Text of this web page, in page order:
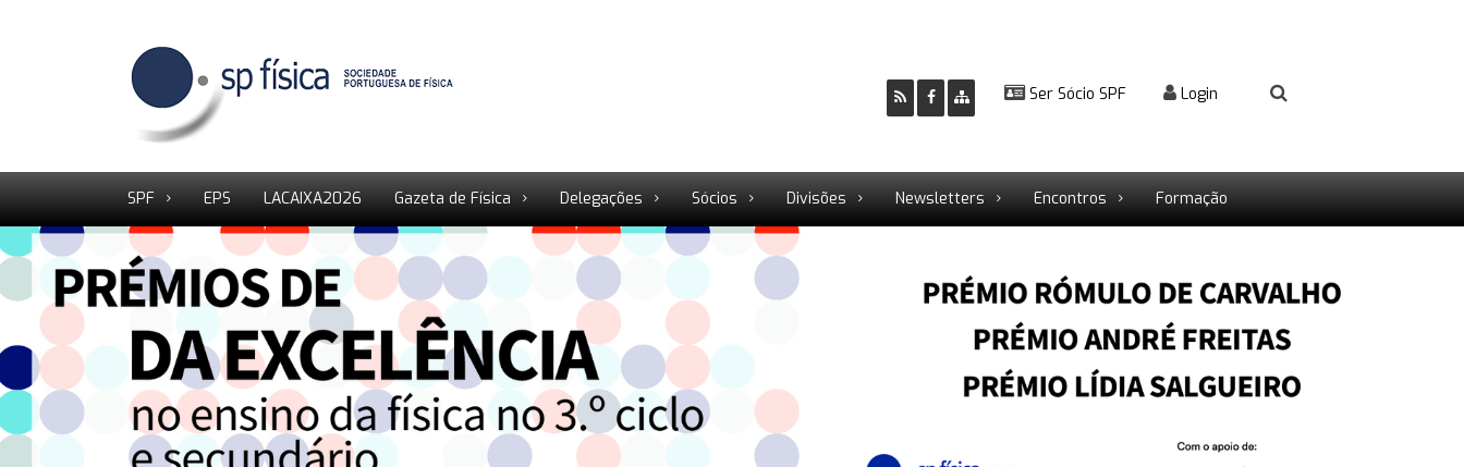
Ser Sócio SPF Login
SPF EPS LACAIXA2026 Gazeta de Física Delegações Sócios Divisões Newsletters Encontros Formação